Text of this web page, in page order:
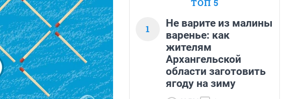
ТОП 5
1
Не варите из малины
варенье: как
жителям
Архангельской
области заготовить
ягоду на зиму